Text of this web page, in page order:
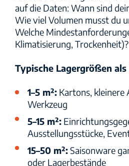
auf die Daten: Wann sind
Wie viel Volumen musst du
Welche
Klimatisierung, Trockenheit)?
Typische Lagergrößen
1–5 m²: Kartons, kleinere
Werkzeug
5–15 m²:
Ausstellungsstücke,
15–50 m²:Saisonware
oder Lagerbestände